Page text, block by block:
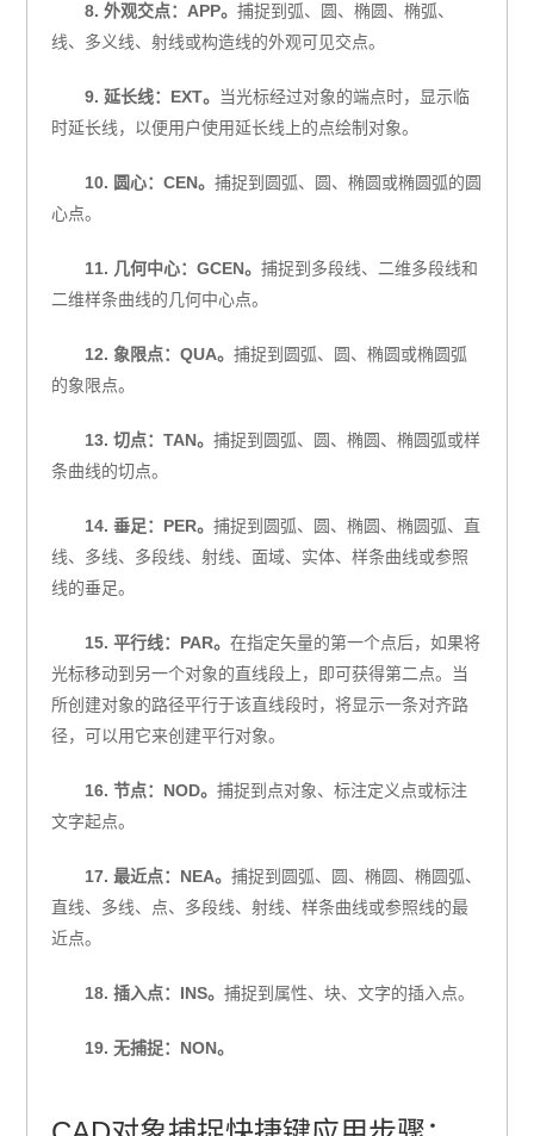
8. 外观交点：APP。捕捉到弧、圆、椭圆、椭弧、
线、多义线、射线或构造线的外观可见交点。
9. 延长线：EXT。 当光标经过对象的端点时，显示临
时延长线，以便用户使用延长线上的点绘制对象。
10. 圆心：CEN。捕捉到圆弧、圆、椭圆或椭圆弧的圆
心点。
11. 几何中心：GCEN。捕捉到多段线、二维多段线和
二维样条曲线的几何中心点。
12. 象限点：QUA。捕捉到圆弧、圆、椭圆或椭圆弧
的象限点。
13. 切点：TAN。捕捉到圆弧、圆、椭圆、椭圆弧或样
条曲线的切点。
14. 垂足：PER。捕捉到圆弧、圆、椭圆、椭圆弧、直
线、多线、多段线、射线、面域、实体、样条曲线或参照
线的垂足。
15. 平行线：PAR。在指定矢量的第一个点后，如果将
光标移动到另一个对象的直线段上，即可获得第二点。当
所创建对象的路径平行于该直线段时，将显示一条对齐路
径，可以用它来创建平行对象。
16. 节点：NOD。捕捉到点对象、标注定义点或标注
文字起点。
17. 最近点：NEA。捕捉到圆弧、圆、椭圆、椭圆弧、
直线、多线、点、多段线、射线、样条曲线或参照线的最
近点。
18. 插入点：INS。捕捉到属性、块、文字的插入点。
19. 无捕捉：NON。